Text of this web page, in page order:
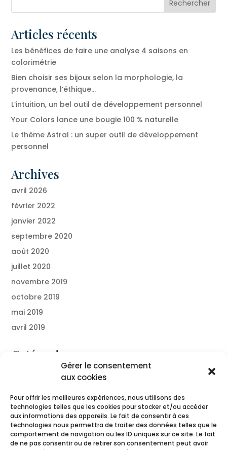
Gérer le consentement
aux cookies
Pour offrir les meilleures expériences, nous utilisons des
technologies telles que les cookies pour stocker et/ou accéder
aux informations des appareils. Le fait de consentir à ces
technologies nous permettra de traiter des données telles que le
comportement de navigation ou les ID uniques sur ce site. Le fait
de ne pas consentir ou de retirer son consentement peut avoir
Articles récents
Les bénéfices de faire une analyse 4 saisons en
colorimétrie
Bien choisir ses bijoux selon la morphologie, la
provenance, l’éthique…
L’intuition, un bel outil de développement personnel
Your Colors lance une bougie 100 % naturelle
Le thème Astral : un super outil de développement
personnel
Archives
avril 2026
février 2022
janvier 2022
septembre 2020
août 2020
juillet 2020
novembre 2019
octobre 2019
mai 2019
avril 2019
Catégories
Méta
Connexion
Flux des publications